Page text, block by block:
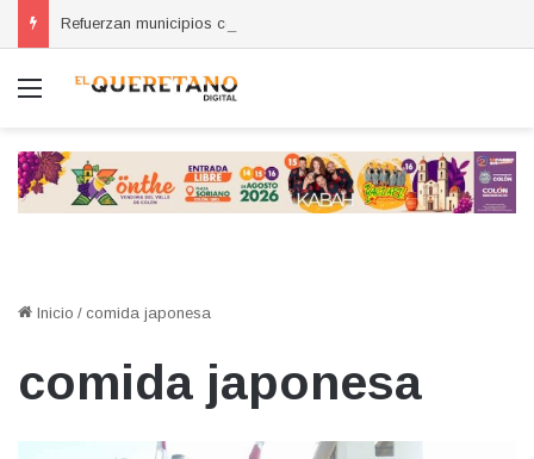
Menú
Inicio / comida japonesa
comida japonesa